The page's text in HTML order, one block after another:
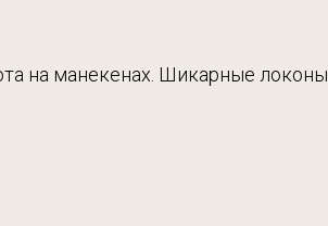
на манекенах. Шикарные локоны